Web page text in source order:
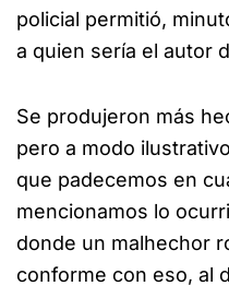
policial permitió,
a quien sería el autor
Se produjeron más
pero a modo
que padecemos en
mencionamos lo
donde un malhechor
conforme con eso, al